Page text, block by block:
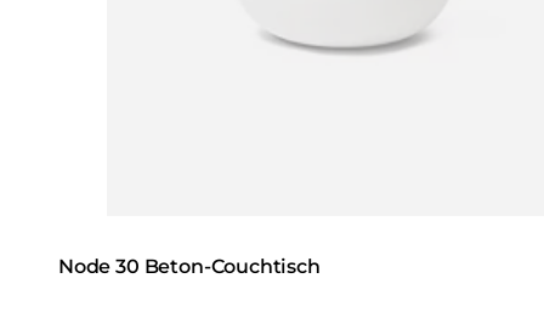
Node 30 Beton-Couchtisch